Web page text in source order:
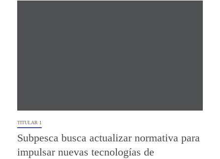
TITULAR 1
Subpesca busca actualizar normativa para
impulsar nuevas tecnologías de